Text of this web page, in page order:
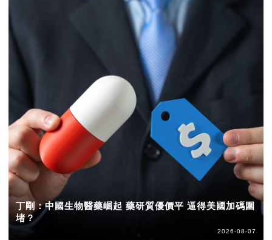
丁剛：中國生物醫藥崛起 藥研質優價平 逼得美國加碼圍
堵？
2026-08-07